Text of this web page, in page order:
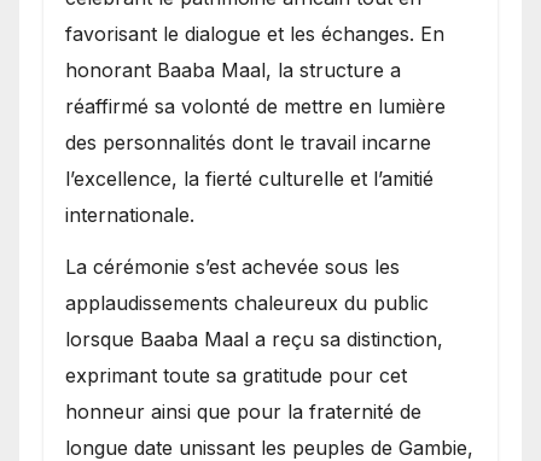
favorisant le dialogue et les échanges. En
honorant Baaba Maal, la structure a
réaffirmé sa volonté de mettre en lumière
des personnalités dont le travail incarne
l’excellence, la fierté culturelle et l’amitié
internationale.
​La cérémonie s’est achevée sous les
applaudissements chaleureux du public
lorsque Baaba Maal a reçu sa distinction,
exprimant toute sa gratitude pour cet
honneur ainsi que pour la fraternité de
longue date unissant les peuples de Gambie,